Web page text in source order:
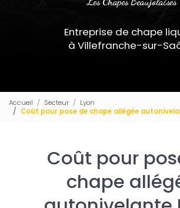
Entreprise de chape
à Villefranche-sur-
Accueil Secteur
Lyon
Coût pour pose de chape allégée
Coût pour
chape